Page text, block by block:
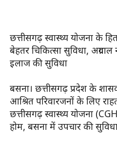
छत्तीसगढ़ स्वास्थ्य योजना के
बेहतर चिकित्सा सुविधा,
इलाज की सुविधा
बसना। छत्तीसगढ़ प्रदेश के
आश्रित परिवारजनों के लिए
छत्तीसगढ़ स्वास्थ्य योजना
होम, बसना में उपचार की